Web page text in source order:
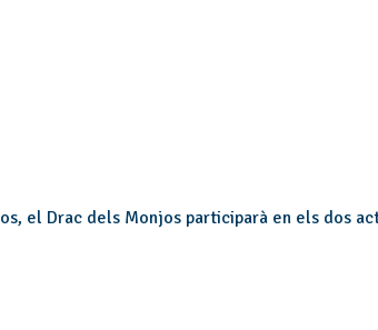
el Drac dels Monjos participarà en els dos